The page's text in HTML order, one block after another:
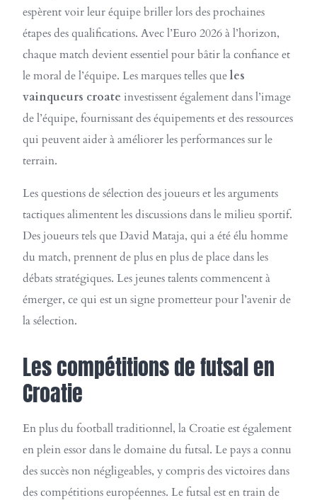
espèrent voir leur équipe briller lors des prochaines
étapes des qualifications. Avec l’Euro 2026 à l’horizon,
chaque match devient essentiel pour bâtir la confiance et
le moral de l’équipe. Les marques telles queles
vainqueurs croate investissent également dans l’image
de l’équipe, fournissant des équipements et des ressources
qui peuvent aider à améliorer les performances sur le
terrain.
Les questions de sélection des joueurs et les arguments
tactiques alimentent les discussions dans le milieu sportif.
Des joueurs tels que David Mataja, qui a été élu homme
du match, prennent de plus en plus de place dans les
débats stratégiques. Les jeunes talents commencent à
émerger, ce qui est un signe prometteur pour l’avenir de
la sélection.
Les compétitions de futsal en
Croatie
En plus du football traditionnel, la Croatie est également
en plein essor dans le domaine du futsal. Le pays a connu
des succès non négligeables, y compris des victoires dans
des compétitions européennes. Le futsal est en train de